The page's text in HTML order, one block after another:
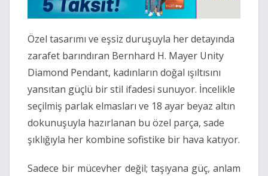
Özel tasarımı ve eşsiz duruşuyla her detayında
zarafet barındıran Bernhard H. Mayer Unity
Diamond Pendant, kadınların doğal ışıltısını
yansıtan güçlü bir stil ifadesi sunuyor. İncelikle
seçilmiş parlak elmasları ve 18 ayar beyaz altın
dokunuşuyla hazırlanan bu özel parça, sade
şıklığıyla her kombine sofistike bir hava katıyor.
Sadece bir mücevher değil; taşıyana güç, anlam